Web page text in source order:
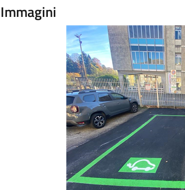
Immagini